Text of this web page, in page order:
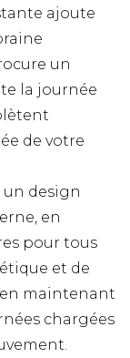
ajoute
un
la journée
de votre
un design
en
pour tous
et de
maintenant
chargées